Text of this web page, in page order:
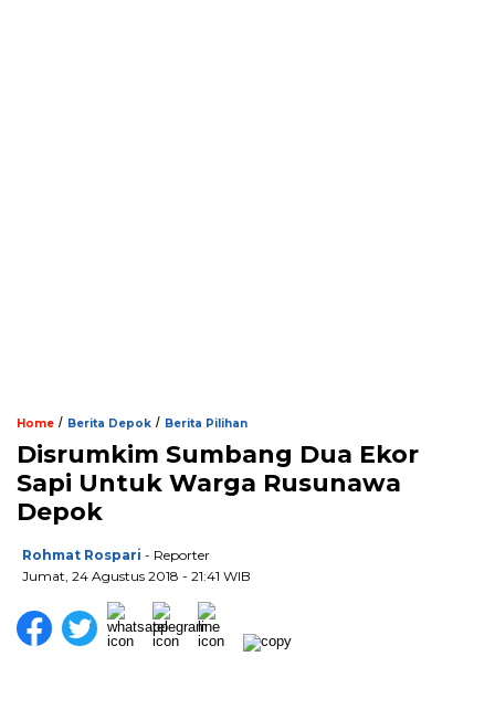
Home / Berita Depok / Berita Pilihan
Disrumkim Sumbang Dua Ekor
Sapi Untuk Warga Rusunawa
Depok
Rohmat Rospari - Reporter
Jumat, 24 Agustus 2018 - 21:41 WIB